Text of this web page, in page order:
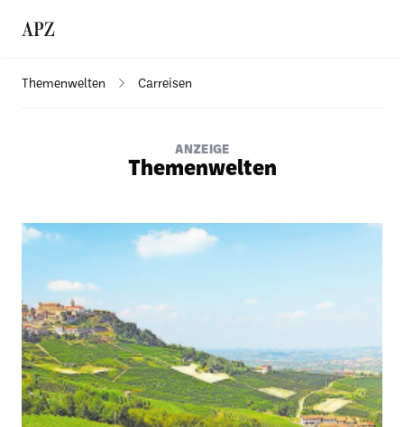
Themenwelten Carreisen
ANZEIGE
Themenwelten